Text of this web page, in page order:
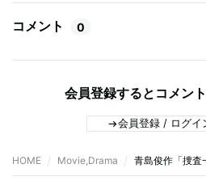
コメント 0
会員登録するとコメン
会員登録 / ログイ
HOME Movie,Drama 青島俊作「捜査